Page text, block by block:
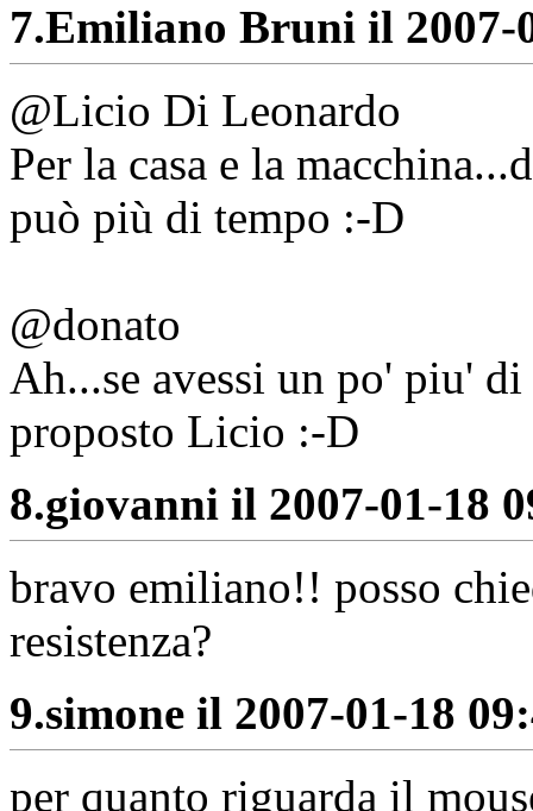
7.Emiliano Bruni il 2007-
@Licio Di Leonardo
Per la casa e la
può più di tempo :-D
@donato
Ah...se avessi un po' piu'
proposto Licio :-D
8.giovanni il 2007-01-18
bravo emiliano!! posso
resistenza?
9.simone il 2007-01-18
per quanto riguarda il